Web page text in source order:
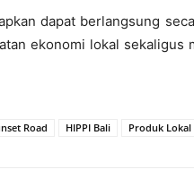
dapat berlangsung
ekonomi lokal sekaligus
Road HIPPI Bali Produk Lokal